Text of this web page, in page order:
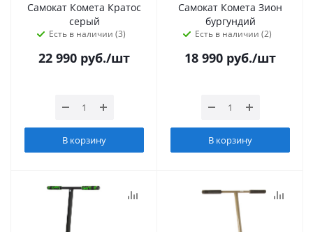
Самокат Комета Кратос
серый
Есть в наличии (3)
22 990 руб./шт
В корзину
Самокат Комета Зион
бургундий
Есть в наличии (2)
18 990 руб./шт
В корзину